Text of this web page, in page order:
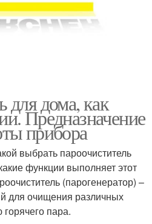
для дома, как
Предназначение
прибора
выбрать пароочиститель
функции выполняет этот
(парогенератор) –
для очищения различных
пара.